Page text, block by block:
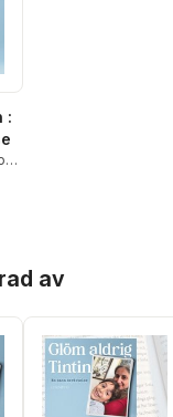
:
,
antal röster:
av